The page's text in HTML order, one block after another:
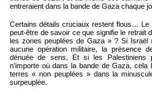
entreraient dans la bande de Gaza chaque
Certains détails cruciaux restent flous… Le
peut-être de savoir ce que signifie le retrait
les zones peuplées de Gaza » ? Si Israël
aucune opération militaire, la présence
dénuée de sens. Et si les Palestiniens
n’importe où dans la bande de Gaza, cela
terres « non peuplées » dans la
surpeuplée.